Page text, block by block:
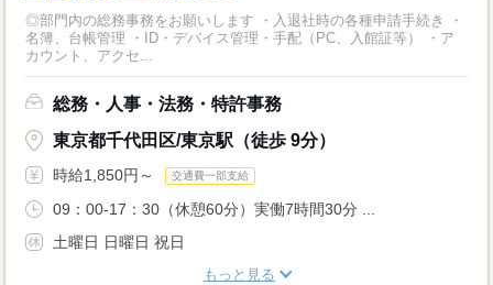
◎部門内の総務事務をお願いします ・入退社時の各種申請手続き ・
名簿、台帳管理 ・ID・デバイス管理・手配（PC、入館証等） ・ア
カウント、アクセ...
総務・人事・法務・特許事務
東京都千代田区/東京駅（徒歩 9分）
時給1,850円～ 交通費一部支給
09：00-17：30（休憩60分）実働7時間30分 ...
土曜日 日曜日 祝日
もっと見る